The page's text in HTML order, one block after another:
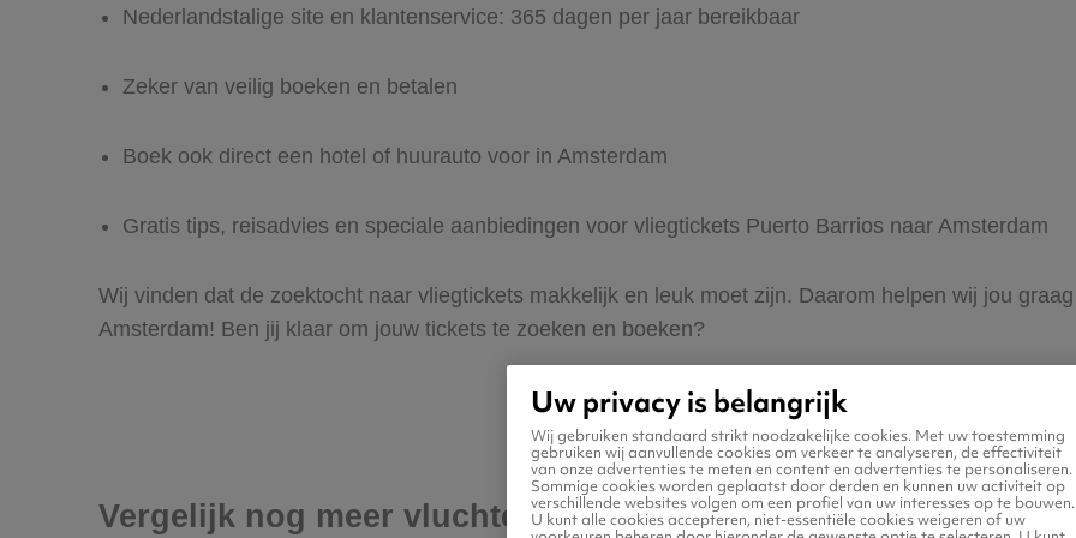
Nederlandstalige site en klantenservice: 365 dagen per jaar bereikbaar
Zeker van veilig boeken en betalen
Boek ook direct een hotel of huurauto voor in Amsterdam
Gratis tips, reisadvies en speciale aanbiedingen voor vliegtickets Puerto Barrios naar Amsterdam
Wij vinden dat de zoektocht naar vliegtickets makkelijk en leuk moet zijn. Daarom helpen wij jou
Amsterdam! Ben jij klaar om jouw tickets te zoeken en boeken?
Vergelijk nog meer vluchten naar Amsterdam
Uw privacy is belangrijk
Wij gebruiken standaard strikt noodzakelijke cookies. Met uw toestemming
gebruiken wij aanvullende cookies om verkeer te analyseren, de effectiviteit
van onze advertenties te meten en content en advertenties te personaliseren.
Sommige cookies worden geplaatst door derden en kunnen uw activiteit op
verschillende websites volgen om een profiel van uw interesses op te bouwen.
U kunt alle cookies accepteren, niet-essentiële cookies weigeren of uw